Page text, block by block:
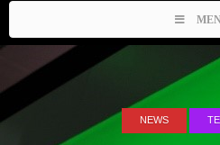
Toggle
NEWS